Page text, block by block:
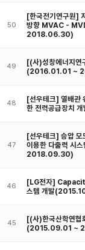
50
[한국전기연구원]
방향 MVAC -
2018.06.30)
49
[(사)성창에너지연
(2016.01.01 ~
48
[선우테크] 열배관
한 전력공급장치
47
[선우테크] 승압 모
이용한 다출력 시
2018.09.30)
46
[LG전자]
스템 개발
45
[(사)한국산학연협
(2015.09.01 ~